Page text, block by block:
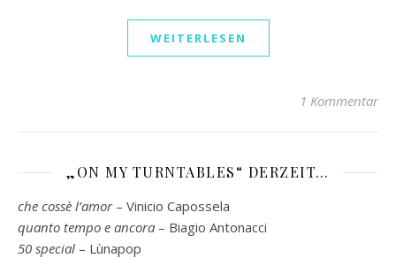
WEITERLESEN
1 Kommentar
„ON MY TURNTABLES“ DERZEIT…
che cossè l’amor – Vinicio Capossela
quanto tempo e ancora – Biagio Antonacci
50 special – Lùnapop